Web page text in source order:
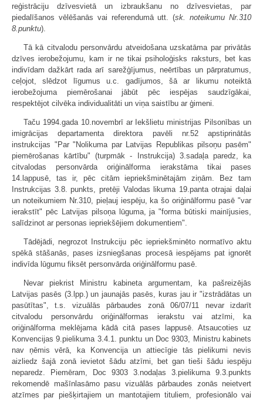
reģistrāciju dzīvesvietā un izbraukšanu no dzīvesvietas, par
piedalīšanos vēlēšanās vai referendumā utt. (sk. noteikumu Nr.310
8.punktu).
Tā kā citvalodu personvārdu atveidošana uzskatāma par privātās
dzīves ierobežojumu, kam ir ne tikai psiholoģisks raksturs, bet kas
indivīdam dažkārt rada arī sarežģījumus, neērtības un pārpratumus,
ceļojot, slēdzot līgumus u.c. gadījumos, šā ar likumu noteiktā
ierobežojuma piemērošanai jābūt pēc iespējas saudzīgākai,
respektējot cilvēka individualitāti un viņa saistību ar ģimeni.
Taču 1994.gada 10.novembrī ar Iekšlietu ministrijas Pilsonības un
imigrācijas departamenta direktora pavēli nr.52 apstiprinātās
instrukcijas "Par "Nolikuma par Latvijas Republikas pilsoņu pasēm"
piemērošanas kārtību" (turpmāk - Instrukcija) 3.sadaļa paredz, ka
citvalodas personvārda oriģinālforma ierakstāma tikai pases
14.lappusē, tas ir, pēc citām iepriekšminētajām ziņām. Bez tam
Instrukcijas 3.8. punkts, pretēji Valodas likuma 19.panta otrajai daļai
un noteikumiem Nr.310, pieļauj iespēju, ka šo oriģinālformu pasē "var
ierakstīt" pēc Latvijas pilsoņa lūguma, ja "forma būtiski mainījusies,
salīdzinot ar personas iepriekšējiem dokumentiem".
Tādējādi, negrozot Instrukciju pēc iepriekšminēto normatīvo aktu
spēkā stāšanās, pases izsniegšanas procesā iespējams pat ignorēt
indivīda lūgumu fiksēt personvārda oriģinālformu pasē.
Nevar piekrist Ministru kabineta argumentam, ka pašreizējās
Latvijas pasēs (3.lpp.) un jaunajās pasēs, kuras jau ir "izstrādātas un
pasūtītas", t.s. vizuālās pārbaudes zonā 06/07/11 nevar izdarīt
citvalodu personvārdu oriģinālformas ierakstu vai atzīmi, ka
oriģinālforma meklējama kādā citā pases lappusē. Atsaucoties uz
Konvencijas 9.pielikuma 3.4.1. punktu un Doc 9303, Ministru kabinets
nav ņēmis vērā, ka Konvencija un attiecīgie tās pielikumi nevis
aizliedz šajā zonā ievietot šādu atzīmi, bet gan tieši šādu iespēju
neparedz. Piemēram, Doc 9303 3.nodaļas 3.pielikuma 9.3.punkts
rekomendē mašīnlasāmo pasu vizuālās pārbaudes zonās neietvert
atzīmes par piešķirtajiem un mantotajiem tituliem, profesionālo vai